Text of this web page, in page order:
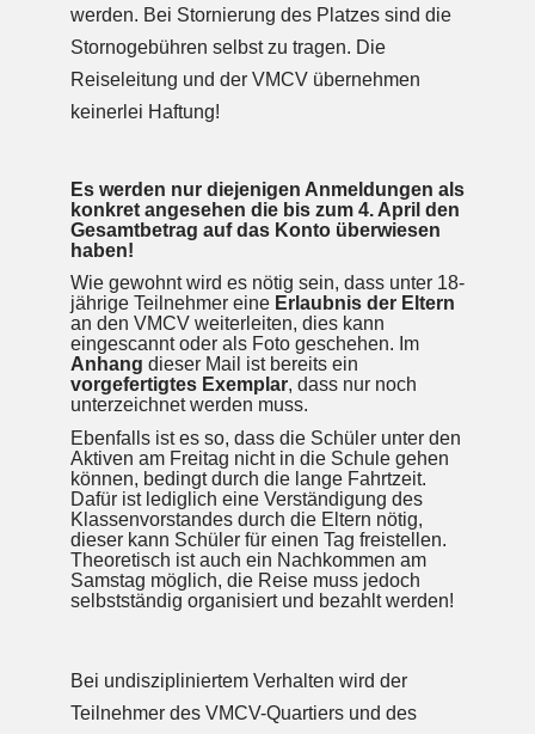
werden. Bei Stornierung des Platzes sind die
Stornogebühren selbst zu tragen. Die
Reiseleitung und der VMCV übernehmen
keinerlei Haftung!
Es werden nur diejenigen Anmeldungen als
konkret angesehen die bis zum 4. April den
Gesamtbetrag auf das Konto überwiesen
haben!
Wie gewohnt wird es nötig sein, dass unter 18-
jährige Teilnehmer eine Erlaubnis der Eltern
an den VMCV weiterleiten, dies kann
eingescannt oder als Foto geschehen. Im
Anhang dieser Mail ist bereits ein
vorgefertigtes Exemplar, dass nur noch
unterzeichnet werden muss.
Ebenfalls ist es so, dass die Schüler unter den
Aktiven am Freitag nicht in die Schule gehen
können, bedingt durch die lange Fahrtzeit.
Dafür ist lediglich eine Verständigung des
Klassenvorstandes durch die Eltern nötig,
dieser kann Schüler für einen Tag freistellen.
Theoretisch ist auch ein Nachkommen am
Samstag möglich, die Reise muss jedoch
selbstständig organisiert und bezahlt werden!
Bei undiszipliniertem Verhalten wird der
Teilnehmer des VMCV-Quartiers und des